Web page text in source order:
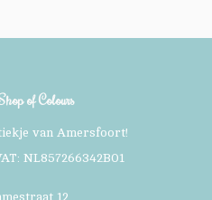
of Colours
van Amersfoort!
NL857266342B01
12